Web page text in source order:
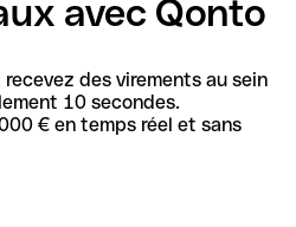
avec Qonto
des virements au sein
10 secondes.
€ en temps réel et sans